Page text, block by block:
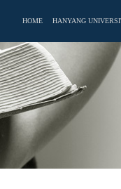
HOME HANYANG